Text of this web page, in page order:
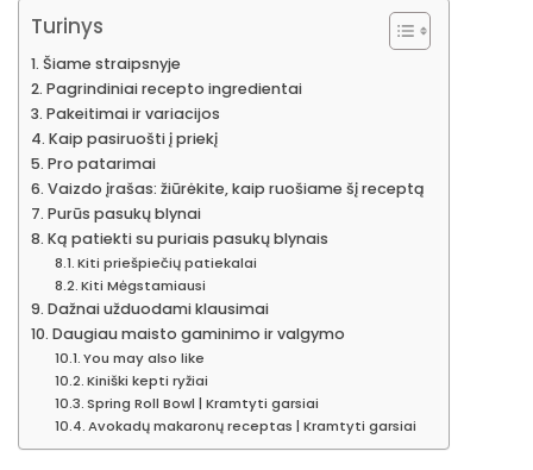
Turinys
Šiame straipsnyje
Pagrindiniai recepto ingredientai
Pakeitimai ir variacijos
Kaip pasiruošti į priekį
Pro patarimai
Vaizdo įrašas: žiūrėkite, kaip ruošiame šį receptą
Purūs pasukų blynai
Ką patiekti su puriais pasukų blynais
Kiti priešpiečių patiekalai
Kiti Mėgstamiausi
Dažnai užduodami klausimai
Daugiau maisto gaminimo ir valgymo
You may also like
Kiniški kepti ryžiai
Spring Roll Bowl | Kramtyti garsiai
Avokadų makaronų receptas | Kramtyti garsiai